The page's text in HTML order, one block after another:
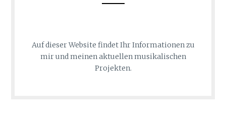
Auf dieser Website findet Ihr Informationen zu
mir und meinen aktuellen musikalischen
Projekten.